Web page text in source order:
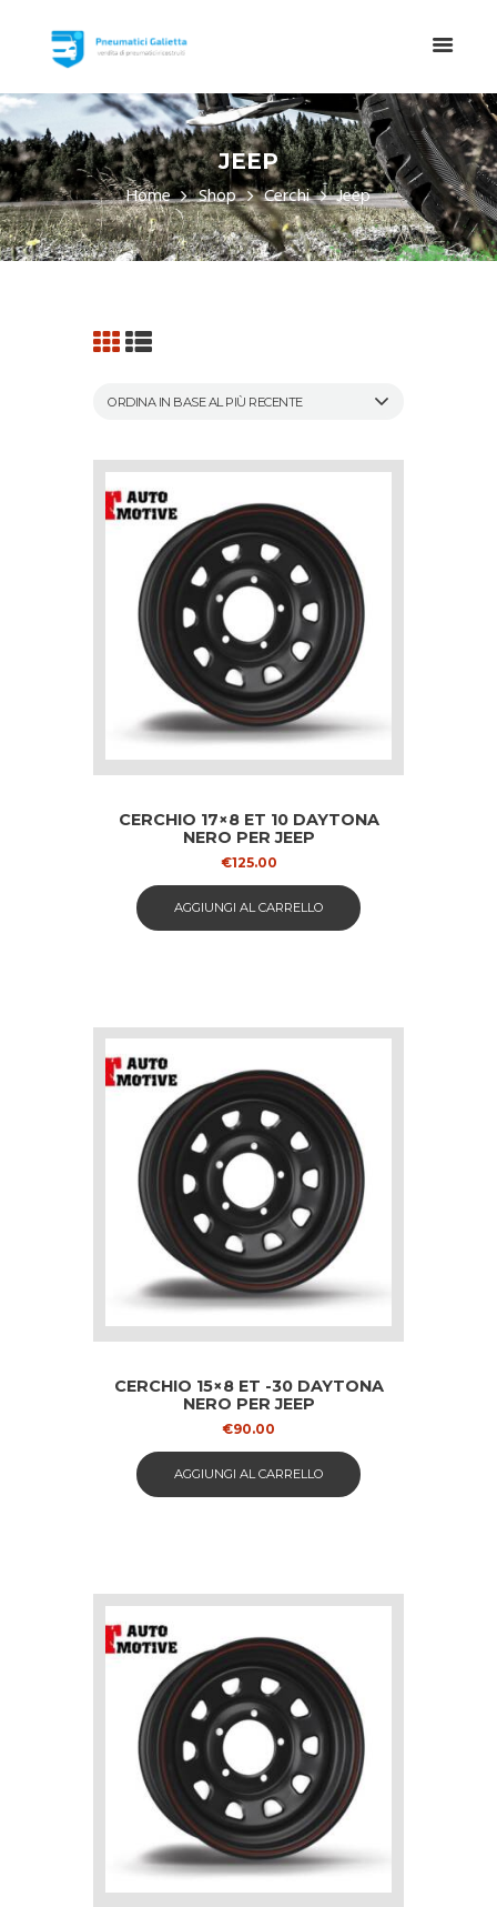
JEEP
Home Shop Cerchi Jeep
CERCHIO 17×8 ET 10 DAYTONA
NERO PER JEEP
€125.00
AGGIUNGI AL CARRELLO
CERCHIO 15×8 ET -30 DAYTONA
NERO PER JEEP
€90.00
AGGIUNGI AL CARRELLO